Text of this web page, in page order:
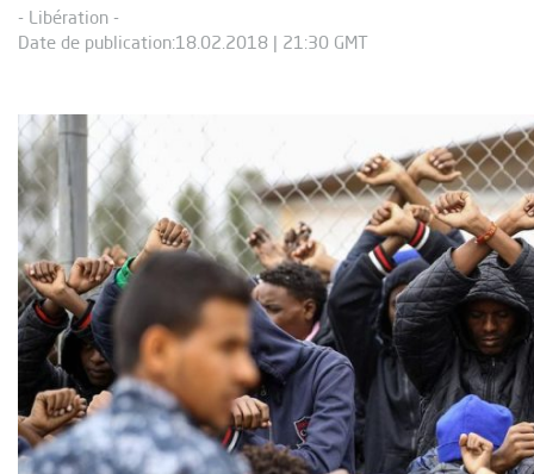
- Libération -
Date de publication:18.02.2018 | 21:30 GMT